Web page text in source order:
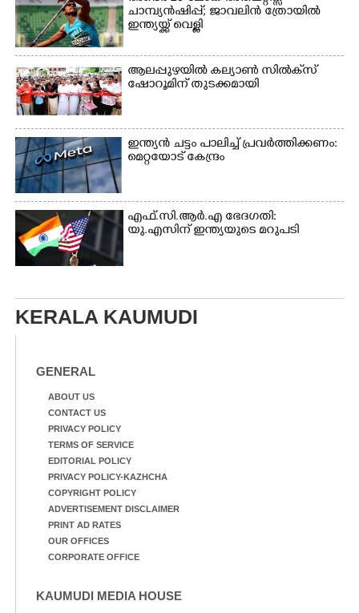
ചാമ്പ്യൻഷിപ്പ്; ജാവലിൻ ത്രോയിൽ
ഇന്ത്യയ്ക്ക് വെള്ളി
ആലപ്പുഴയിൽ കല്യാൺ സിൽക്‌സ്
ഷോറൂമിന് തുടക്കമായി
ഇന്ത്യൻ ചട്ടം പാലിച്ച് പ്രവർത്തിക്കണം:
മെറ്റയോട് കേന്ദ്രം
എഫ്.സി.ആർ.എ ഭേദഗതി:
യു.എസിന് ഇന്ത്യയുടെ മറുപടി
KERALA KAUMUDI
GENERAL
ABOUT US
CONTACT US
PRIVACY POLICY
TERMS OF SERVICE
EDITORIAL POLICY
PRIVACY POLICY-KAZHCHA
COPYRIGHT POLICY
ADVERTISEMENT DISCLAIMER
PRINT AD RATES
OUR OFFICES
CORPORATE OFFICE
KAUMUDI MEDIA HOUSE